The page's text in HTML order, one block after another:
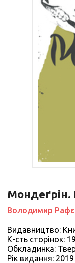
Мондеґрін.
Володимир
Видавництво:
К-сть сторiнок:
Обкладинка:
Рiк видання: 2019